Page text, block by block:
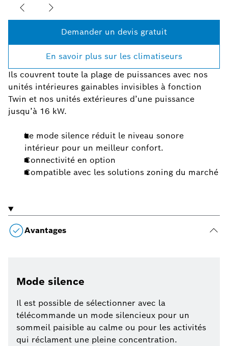
Demander un devis gratuit
En savoir plus sur les climatiseurs
Ils couvrent toute la plage de puissances avec nos
unités intérieures gainables invisibles à fonction
Twin et nos unités extérieures d’une puissance
jusqu’à 16 kW.
Le mode silence réduit le niveau sonore
intérieur pour un meilleur confort.
Connectivité en option
Compatible avec les solutions zoning du marché
Avantages
Mode silence
Il est possible de sélectionner avec la
télécommande un mode silencieux pour un
sommeil paisible au calme ou pour les activités
qui réclament une pleine concentration.